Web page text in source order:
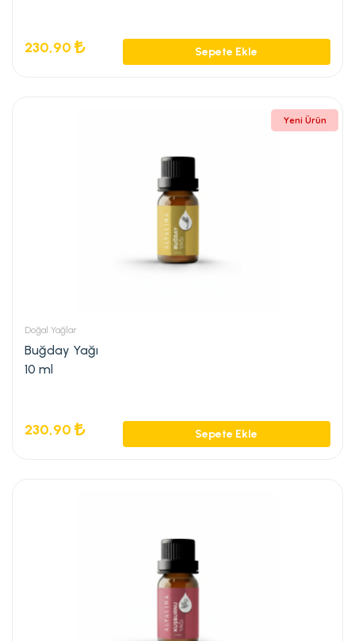
230,90 Sepete Ekle
Yeni Ürün
Doğal Yağlar
Buğday Yağı
10 ml
230,90 Sepete Ekle